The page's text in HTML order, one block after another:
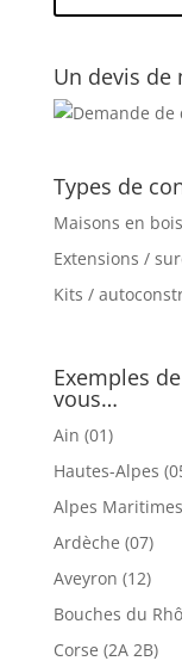
Un devis de
Types de
Maisons en bois
Extensions /
Kits /
Exemples
vous…
Ain (01)
Hautes-Alpes
Alpes
Ardèche (07)
Aveyron (12)
Bouches du
Corse (2A 2B)